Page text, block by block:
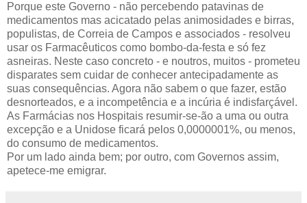
Porque este Governo - não percebendo patavinas de
medicamentos mas acicatado pelas animosidades e birras,
populistas, de Correia de Campos e associados - resolveu
usar os Farmacêuticos como bombo-da-festa e só fez
asneiras. Neste caso concreto - e noutros, muitos - prometeu
disparates sem cuidar de conhecer antecipadamente as
suas consequências. Agora não sabem o que fazer, estão
desnorteados, e a incompetência e a incúria é indisfarçável.
As Farmácias nos Hospitais resumir-se-ão a uma ou outra
excepção e a Unidose ficará pelos 0,0000001%, ou menos,
do consumo de medicamentos.
Por um lado ainda bem; por outro, com Governos assim,
apetece-me emigrar.